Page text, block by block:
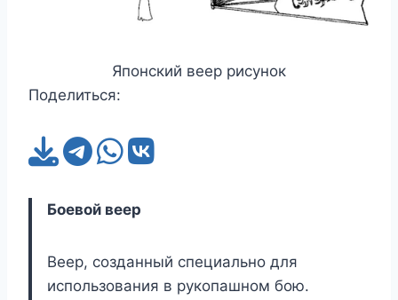
Японский веер рисунок
Поделиться:
Боевой веер
Веер, созданный специально для
использования в рукопашном бою.